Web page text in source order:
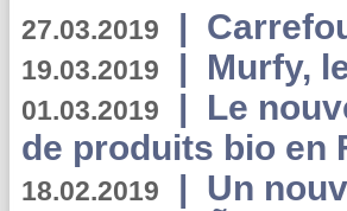
27.03.2019 |
19.03.2019 | Murfy,
01.03.2019 | Le
de produits bio en
18.02.2019 | Un